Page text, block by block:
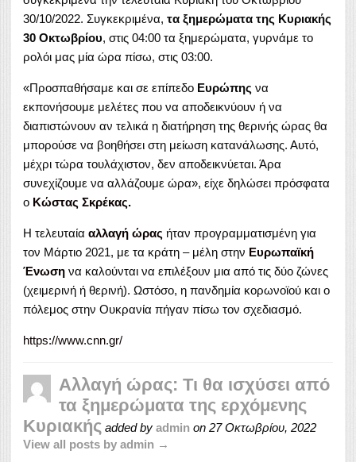
30/10/2022. Συγκεκριμένα, τα ξημερώματα της Κυριακής
30 Οκτωβρίου, στις 04:00 τα ξημερώματα, γυρνάμε το
ρολόι μας μία ώρα πίσω, στις 03:00.
«Προσπαθήσαμε και σε επίπεδο Ευρώπης να
εκπονήσουμε μελέτες που να αποδεικνύουν ή να
διαπιστώνουν αν τελικά η διατήρηση της θερινής ώρας θα
μπορούσε να βοηθήσει στη μείωση κατανάλωσης. Αυτό,
μέχρι τώρα τουλάχιστον, δεν αποδεικνύεται. Άρα
συνεχίζουμε να αλλάζουμε ώρα», είχε δηλώσει πρόσφατα
ο Κώστας Σκρέκας.
Η τελευταία αλλαγή ώρας ήταν προγραμματισμένη για
τον Μάρτιο 2021, με τα κράτη – μέλη στην Ευρωπαϊκή
Ένωση να καλούνται να επιλέξουν μια από τις δύο ζώνες
(χειμερινή ή θερινή). Ωστόσο, η πανδημία κορωνοϊού και ο
πόλεμος στην Ουκρανία πήγαν πίσω τον σχεδιασμό.
https://www.cnn.gr/
Αλλαγή ώρας: Τι θα ισχύσει από
τα ξημερώματα της ερχόμενης
Κυριακής added by admin on 27 Οκτωβρίου, 2022
View all posts by admin →